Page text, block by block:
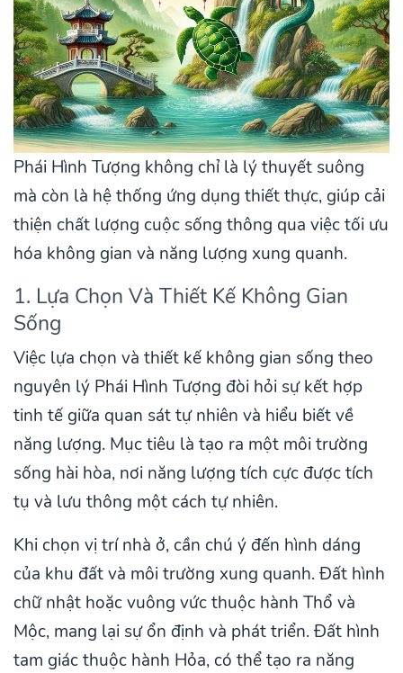
Phái Hình Tượng không chỉ là lý thuyết suông
mà còn là hệ thống ứng dụng thiết thực, giúp cải
thiện chất lượng cuộc sống thông qua việc tối ưu
hóa không gian và năng lượng xung quanh.
1. Lựa Chọn Và Thiết Kế Không Gian
Sống
Việc lựa chọn và thiết kế không gian sống theo
nguyên lý Phái Hình Tượng đòi hỏi sự kết hợp
tinh tế giữa quan sát tự nhiên và hiểu biết về
năng lượng. Mục tiêu là tạo ra một môi trường
sống hài hòa, nơi năng lượng tích cực được tích
tụ và lưu thông một cách tự nhiên.
Khi chọn vị trí nhà ở, cần chú ý đến hình dáng
của khu đất và môi trường xung quanh. Đất hình
chữ nhật hoặc vuông vức thuộc hành Thổ và
Mộc, mang lại sự ổn định và phát triển. Đất hình
tam giác thuộc hành Hỏa, có thể tạo ra năng